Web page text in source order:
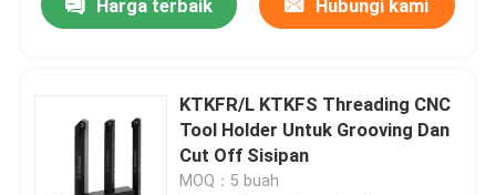
Harga terbaik Hubungi kami
KTKFR/L KTKFS Threading CNC
Tool Holder Untuk Grooving Dan
Cut Off Sisipan
MOQ：5 buah